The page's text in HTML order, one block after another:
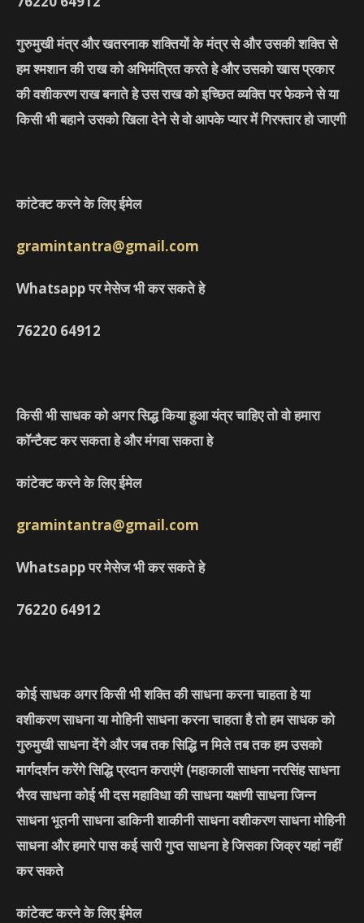
गुरुमुखी मंत्र और खतरनाक शक्तियों के मंत्र से और उसकी शक्ति से
हम श्मशान की राख को अभिमंत्रित करते हे और उसको खास प्रकार
की वशीकरण राख बनाते हे उस राख को इच्छित व्यक्ति पर फेकने से या
किसी भी बहाने उसको खिला देने से वो आपके प्यार में गिरफ्तार हो जाएगी
कांटेक्ट करने के लिए ईमेल
gramintantra@gmail.com
Whatsapp पर मेसेज भी कर सकते हे
76220 64912
किसी भी साधक को अगर सिद्ध किया हुआ यंत्र चाहिए तो वो हमारा
कॉन्टैक्ट कर सकता हे और मंगवा सकता हे
कांटेक्ट करने के लिए ईमेल
gramintantra@gmail.com
Whatsapp पर मेसेज भी कर सकते हे
76220 64912
कोई साधक अगर किसी भी शक्ति की साधना करना चाहता हे या
वशीकरण साधना या मोहिनी साधना करना चाहता है तो हम साधक को
गुरुमुखी साधना देंगे और जब तक सिद्धि न मिले तब तक हम उसको
मार्गदर्शन करेंगे सिद्धि प्रदान कराएंगे (महाकाली साधना नरसिंह साधना
भैरव साधना कोई भी दस महाविधा की साधना यक्षणी साधना जिन्न
साधना भूतनी साधना डाकिनी शाकीनी साधना वशीकरण साधना मोहिनी
साधना और हमारे पास कई सारी गुप्त साधना हे जिसका जिक्र यहां नहीं
कर सकते
कांटेक्ट करने के लिए ईमेल